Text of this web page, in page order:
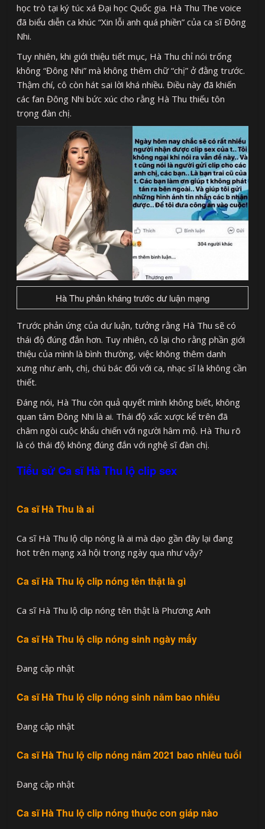
học trò tại ký túc xá Đại học Quốc gia. Hà Thu The voice
đã biểu diễn ca khúc “Xin lỗi anh quá phiền” của ca sĩ Đông
Nhi.
Tuy nhiên, khi giới thiệu tiết mục, Hà Thu chỉ nói trống
không “Đông Nhi” mà không thêm chữ “chị” ở đằng trước.
Thậm chí, cô còn hát sai lời khá nhiều. Điều này đã khiến
các fan Đông Nhi bức xúc cho rằng Hà Thu thiếu tôn
trọng đàn chị.
Hà Thu phản kháng trước dư luận mạng
Trước phản ứng của dư luận, tưởng rằng Hà Thu sẽ có
thái độ đúng đắn hơn. Tuy nhiên, cô lại cho rằng phần giới
thiệu của mình là bình thường, việc không thêm danh
xưng như anh, chị, chú bác đối với ca, nhạc sĩ là không cần
thiết.
Đáng nói, Hà Thu còn quả quyết mình không biết, không
quan tâm Đông Nhi là ai. Thái độ xấc xược kể trên đã
châm ngòi cuộc khẩu chiến với người hâm mộ. Hà Thu rõ
là có thái độ không đúng đắn với nghệ sĩ đàn chị.
Tiểu sử Ca sĩ Hà Thu lộ clip sex
Ca sĩ Hà Thu là ai
Ca sĩ Hà Thu lộ clip nóng là ai mà dạo gần đây lại đang
hot trên mạng xã hội trong ngày qua như vậy?
Ca sĩ Hà Thu lộ clip nóng tên thật là gì
Ca sĩ Hà Thu lộ clip nóng tên thật là Phương Anh
Ca sĩ Hà Thu lộ clip nóng sinh ngày mấy
Đang cập nhật
Ca sĩ Hà Thu lộ clip nóng sinh năm bao nhiêu
Đang cập nhật
Ca sĩ Hà Thu lộ clip nóng năm 2021 bao nhiêu tuổi
Đang cập nhật
Ca sĩ Hà Thu lộ clip nóng thuộc con giáp nào